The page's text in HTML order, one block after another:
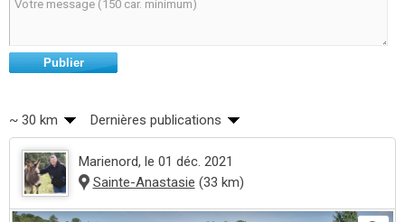
Publier
~ 30 km Dernières publications
Marienord, le 01 déc. 2021
Sainte-Anastasie (33 km)